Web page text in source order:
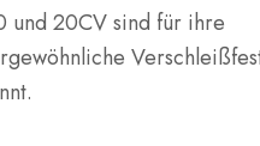
und 20CV sind für ihre